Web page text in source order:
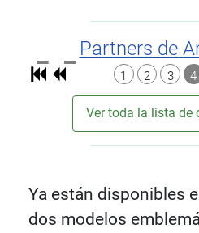
Partners de
1 2 3 4
Ver toda la lista de
Ya están disponibles
dos modelos